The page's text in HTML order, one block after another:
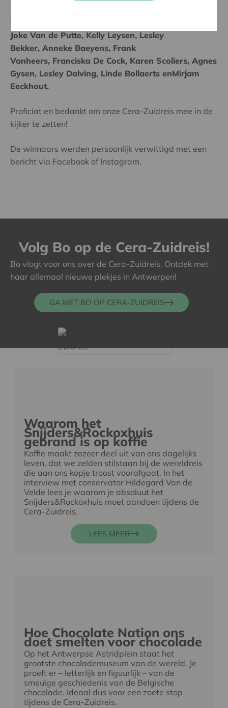
Ontdek hieronder de winnaars!
Joke Van de Putte, Kelly Leysen, Lesley
Bekker, Anneke Baeyens, Frank
Vanheers, Franciska De Cock, Karen Scoliers, Agnes
Gysen, Lesley Dalving, Linde Bollaerts enMirjam
Eeckhout.
Proficiat en bedankt om onze Cera-Zuidreis mee in de
kijker te zetten!
De winnaars werden persoonlijk verwittigd met een
bericht via Facebook of Instagram.
Volg Bo op de Cera-Zuidreis!
Bo vlogt voor ons over de Cera-Zuidreis. Ontdek met
haar allemaal nieuwe plekjes in Antwerpen!
GA MET BO OP CERA-ZUIDREIS
Waarom het
Snijders&Rockoxhuis
gebrand is op koffie
Koffie maakt zozeer deel uit van ons dagelijks
leven, dat we zelden stilstaan bij de wereldreis
die aan ons kopje troost voorafgaat. In het
interview met conservator Hildegard Van de
Velde lees je waarom je absoluut het
Snijders&Rockoxhuis moet aandoen tijdens de
Cera-Zuidreis.
LEES MEER
Hoe Chocolate Nation ons
doet smelten voor chocolade
Op het Antwerpse Astridplein staat het
grootste chocolademuseum van de wereld. Je
proeft er – letterlijk en figuurlijk – van de
smeuïge geschiedenis van de Belgische
chocolade. Ideaal dus voor een zoete stop
tijdens de Cera-Zuidreis.